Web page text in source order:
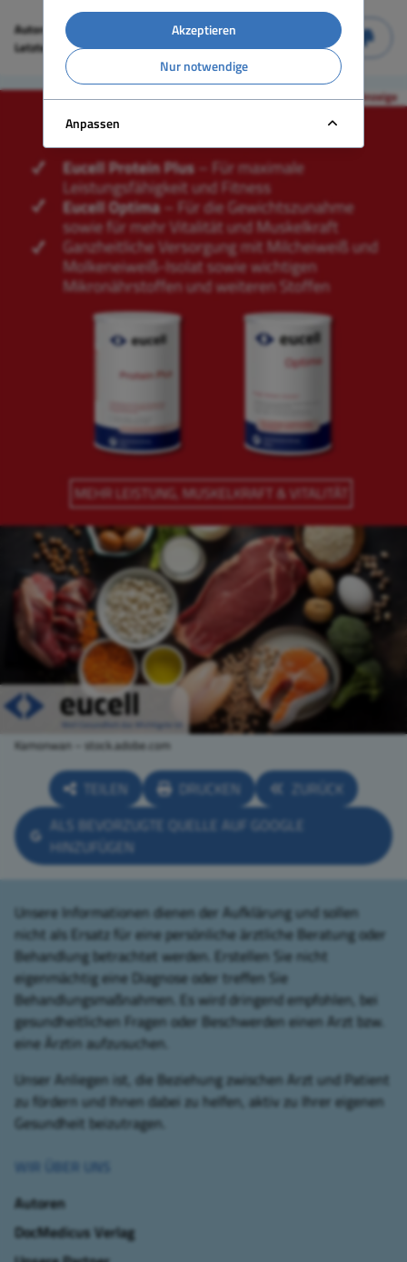
Autoren:
Dr. med. Werner G. Gehring
Letzte Aktualisierung:16.09.2024
Kamonwan – stock.adobe.com
TEILEN DRUCKEN
ZURÜCK
ALS BEVORZUGTE QUELLE AUF GOOGLE
HINZUFÜGEN
Unsere Informationen dienen der Aufklärung und sollen
nicht als Ersatz für eine persönliche ärztliche Beratung oder
Behandlung betrachtet werden. Erstellen Sie nicht
eigenmächtig eine Diagnose oder treffen Sie
Behandlungsmaßnahmen. Es wird dringend empfohlen, bei
gesundheitlichen Fragen oder Beschwerden einen Arzt bzw.
eine Ärztin aufzusuchen.
Unser Anliegen ist, die Beziehung zwischen Arzt und Patient
zu fördern und Ihnen dabei zu helfen, aktiv zu Ihrer eigenen
Gesundheit beizutragen.
WIR ÜBER UNS
Autoren
DocMedicus Verlag
Akzeptieren
Nur notwendige
Anpassen